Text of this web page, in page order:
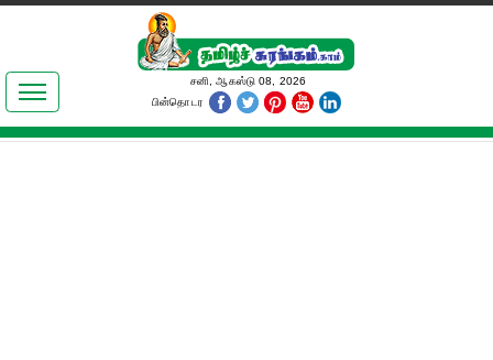
இலக்கியங்கள்
தமிழ் உலகம்
சனி, ஆகஸ்டு 08, 2026
பின்தொடர